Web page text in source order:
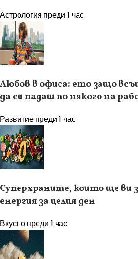
Астрология преди 1 час
Любов в офиса: ето защо
да си падаш по някого на
Развитиепреди 1 час
Суперхраните, които ще ви
енергия за целия ден
Вкуснопреди 1 час